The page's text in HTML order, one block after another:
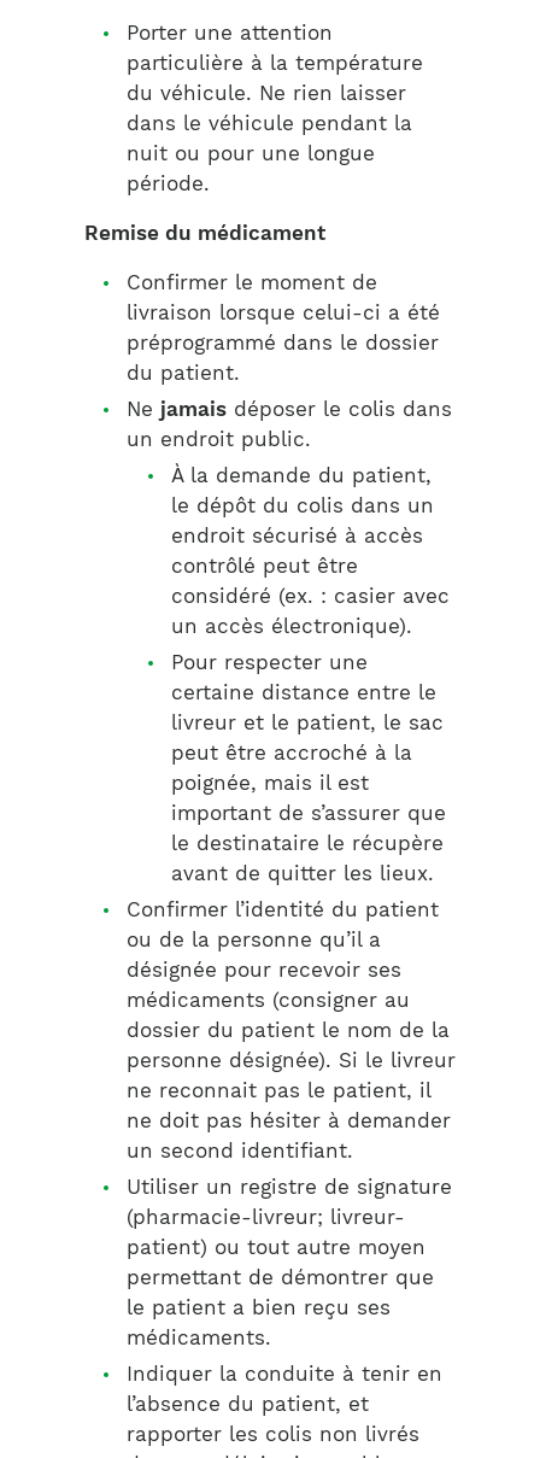
Porter une attention
particulière à la température
du véhicule. Ne rien laisser
dans le véhicule pendant la
nuit ou pour une longue
période.
Remise du médicament
Confirmer le moment de
livraison lorsque celui-ci a été
préprogrammé dans le dossier
du patient.
Ne jamais déposer le colis dans
un endroit public.
À la demande du patient,
le dépôt du colis dans un
endroit sécurisé à accès
contrôlé peut être
considéré (ex. : casier avec
un accès électronique).
Pour respecter une
certaine distance entre le
livreur et le patient, le sac
peut être accroché à la
poignée, mais il est
important de s’assurer que
le destinataire le récupère
avant de quitter les lieux.
Confirmer l’identité du patient
ou de la personne qu’il a
désignée pour recevoir ses
médicaments (consigner au
dossier du patient le nom de la
personne désignée). Si le livreur
ne reconnait pas le patient, il
ne doit pas hésiter à demander
un second identifiant.
Utiliser un registre de signature
(pharmacie-livreur; livreur-
patient) ou tout autre moyen
permettant de démontrer que
le patient a bien reçu ses
médicaments.
Indiquer la conduite à tenir en
l’absence du patient, et
rapporter les colis non livrés